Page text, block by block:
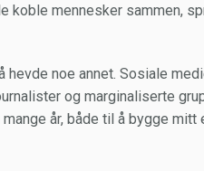
mennesker sammen,
noe annet. Sosiale
og marginaliserte
år, både til å bygge